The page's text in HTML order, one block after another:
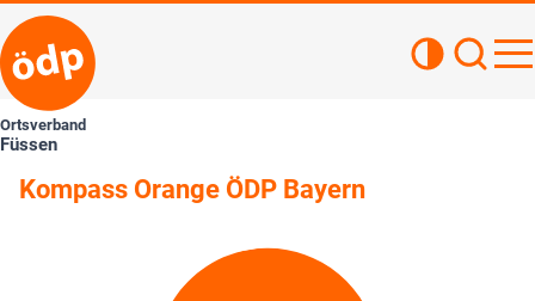
Ortsverband
Füssen
Kompass Orange ÖDP Bayern